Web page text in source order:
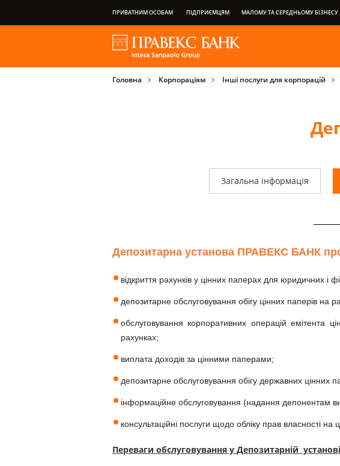
ПРИВАТНИМ ОСОБАМ ПІДПРИЄМЦЯМ МАЛОМУ ТА СЕРЕДНЬОМУ БІЗНЕСУ
НАША ГРУПА ПРО БАНК
ПРИВІЛЕЇ ПЛАТІЖНИХ КАРТОК PRAVEXBANK BIZ
Головна Корпораціям Інші послуги для корпорацій
Загальна інформація
Депозитарна установа ПРАВЕКС БАНК
відкриття рахунків у цінних паперах для юридичних і
депозитарне обслуговування обігу цінних паперів на
обслуговування корпоративних операцій емітента
рахунках;
виплата доходів за цінними паперами;
депозитарне обслуговування обігу державних цінних
інформаційне обслуговування (надання депонентам
консультаційні послуги щодо обліку прав власності на
Переваги обслуговування у Депозитарній